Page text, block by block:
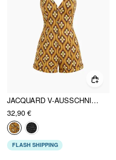
JACQUARD V-AUSSCHNITT GEOMETRISCHE KNÖPFE ROLLSAUM STRAMPLER
32,90 €
FLASH SHIPPING